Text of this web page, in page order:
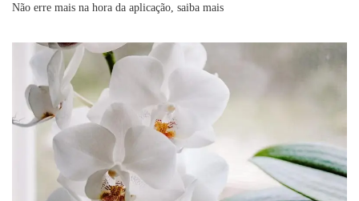
Não erre mais na hora da aplicação, saiba mais